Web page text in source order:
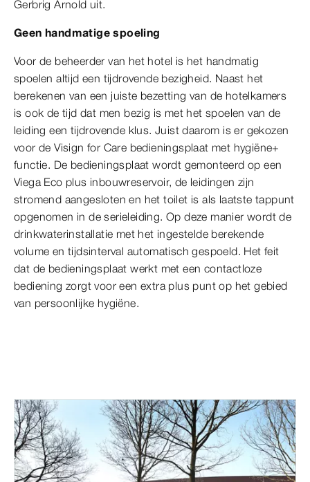
Gerbrig Arnold uit.
Geen handmatige spoeling
Voor de beheerder van het hotel is het handmatig
spoelen altijd een tijdrovende bezigheid. Naast het
berekenen van een juiste bezetting van de hotelkamers
is ook de tijd dat men bezig is met het spoelen van de
leiding een tijdrovende klus. Juist daarom is er gekozen
voor de Visign for Care bedieningsplaat met hygiëne+
functie. De bedieningsplaat wordt gemonteerd op een
Viega Eco plus inbouwreservoir, de leidingen zijn
stromend aangesloten en het toilet is als laatste tappunt
opgenomen in de serieleiding. Op deze manier wordt de
drinkwaterinstallatie met het ingestelde berekende
volume en tijdsinterval automatisch gespoeld. Het feit
dat de bedieningsplaat werkt met een contactloze
bediening zorgt voor een extra plus punt op het gebied
van persoonlijke hygiëne.